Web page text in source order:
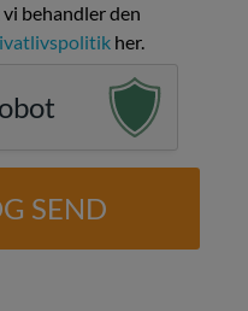
behandler den
her.